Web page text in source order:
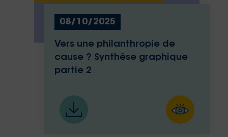
08/10/2025
Vers une philanthropie de
cause ? Synthèse graphique
partie 2